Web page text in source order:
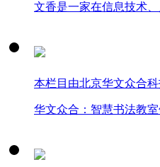
文香是一家在信息技术
本栏目由北京华文众合科
华文众合：智慧书法教